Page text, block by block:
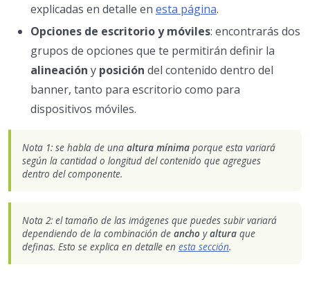
explicadas en detalle en esta página.
Opciones de escritorio y móviles: encontrarás dos
grupos de opciones que te permitirán definir la
alineación y posición del contenido dentro del
banner, tanto para escritorio como para
dispositivos móviles.
Nota 1: se habla de una altura mínima porque esta variará
según la cantidad o longitud del contenido que agregues
dentro del componente.
Nota 2: el tamaño de las imágenes que puedes subir variará
dependiendo de la combinación de ancho yaltura que
definas. Esto se explica en detalle en esta sección.